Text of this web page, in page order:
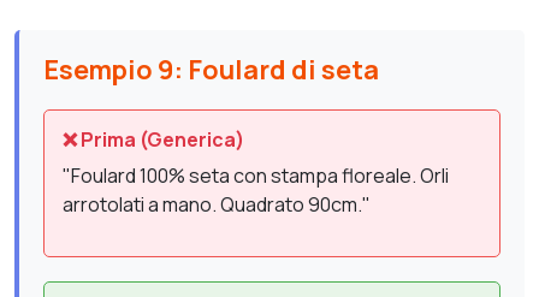
Esempio 9: Foulard di seta
❌ Prima (Generica)
"Foulard 100% seta con stampa floreale. Orli
arrotolati a mano. Quadrato 90cm."